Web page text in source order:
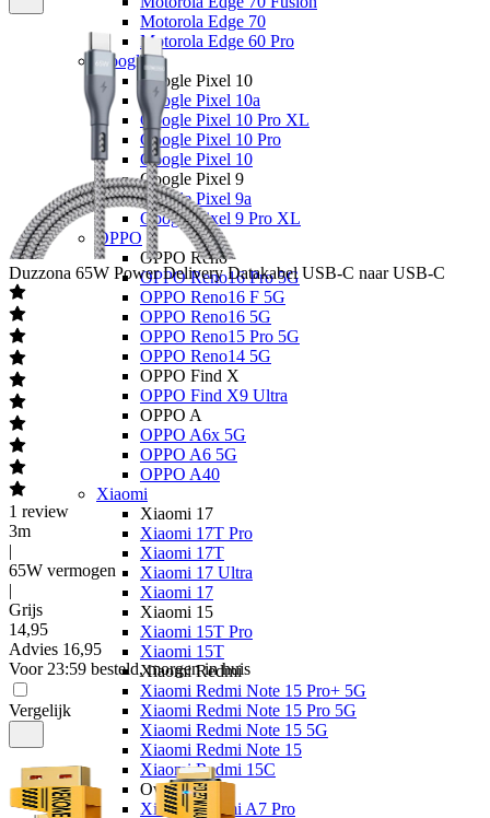
Motorola Edge 70
Motorola Edge 60 Pro
Google
Google Pixel 10
Google Pixel 10a
Google Pixel 10 Pro XL
Google Pixel 10 Pro
Google Pixel 10
Google Pixel 9
Google Pixel 9a
Google Pixel 9 Pro XL
OPPO
OPPO Reno
OPPO Reno16 Pro 5G
OPPO Reno16 F 5G
OPPO Reno16 5G
OPPO Reno15 Pro 5G
OPPO Reno14 5G
OPPO Find X
OPPO Find X9 Ultra
OPPO A
OPPO A6x 5G
OPPO A6 5G
OPPO A40
Xiaomi
Xiaomi 17
Xiaomi 17T Pro
Xiaomi 17T
Xiaomi 17 Ultra
Xiaomi 17
Xiaomi 15
Xiaomi 15T Pro
Xiaomi 15T
Xiaomi Redmi
Xiaomi Redmi Note 15 Pro+ 5G
Xiaomi Redmi Note 15 Pro 5G
Xiaomi Redmi Note 15 5G
Xiaomi Redmi Note 15
Xiaomi Redmi 15C
Overige
Xiaomi Redmi A7 Pro
Duzzona 65W Power Delivery Datakabel USB-C naar USB-C
1 review
3m
|
65W vermogen
|
Grijs
14,95
Advies 16,95
Voor 23:59 besteld, morgen in huis
Vergelijk